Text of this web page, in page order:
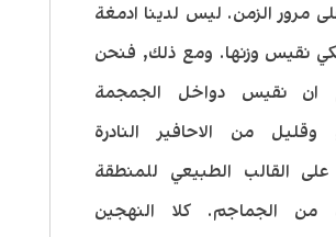
مرور الزمن. ليس لدينا ادمغة
نقيس وزنها. ومع ذلك, فنحن
ان نقيس دواخل الجمجمة
وقليل من الاحافير النادرة
القالب الطبيعي للمنطقة
من الجماجم. كلا النهجين